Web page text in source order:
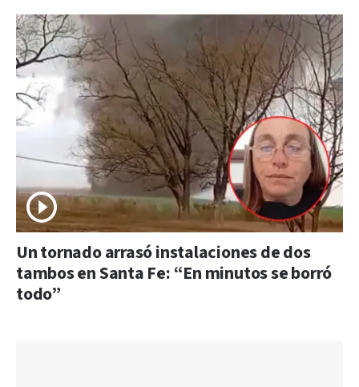
Un tornado arrasó instalaciones de dos
tambos en Santa Fe: “En minutos se borró
todo”